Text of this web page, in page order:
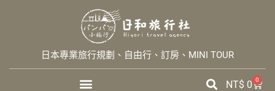
日本專業旅行規劃、自由行、訂房、MINI TOUR
NT$ 0 0